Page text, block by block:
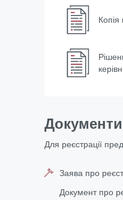
Копія
Документи
Для реєстрації
Заява про
Документ про